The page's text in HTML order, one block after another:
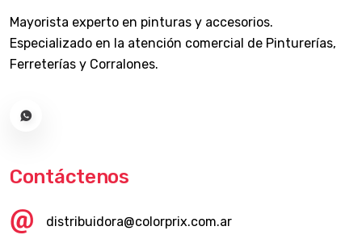
Mayorista experto en pinturas y accesorios.
Especializado en la atención comercial de Pinturerías,
Ferreterías y Corralones.
Contáctenos
distribuidora@colorprix.com.ar